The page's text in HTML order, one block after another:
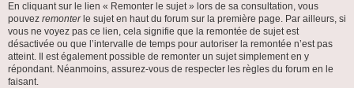
En cliquant sur le lien « Remonter le sujet » lors de sa consultation, vous
pouvez remonterle sujet en haut du forum sur la première page. Par ailleurs, si
vous ne voyez pas ce lien, cela signifie que la remontée de sujet est
désactivée ou que l’intervalle de temps pour autoriser la remontée n’est pas
atteint. Il est également possible de remonter un sujet simplement en y
répondant. Néanmoins, assurez-vous de respecter les règles du forum en le
faisant.